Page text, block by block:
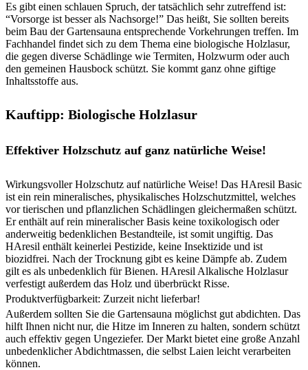
Es gibt einen schlauen Spruch, der tatsächlich sehr zutreffend ist:
“Vorsorge ist besser als Nachsorge!” Das heißt, Sie sollten bereits
beim Bau der Gartensauna entsprechende Vorkehrungen treffen. Im
Fachhandel findet sich zu dem Thema eine biologische Holzlasur,
die gegen diverse Schädlinge wie Termiten, Holzwurm oder auch
den gemeinen Hausbock schützt. Sie kommt ganz ohne giftige
Inhaltsstoffe aus.
Kauftipp: Biologische Holzlasur
Effektiver Holzschutz auf ganz natürliche Weise!
Wirkungsvoller Holzschutz auf natürliche Weise! Das HAresil Basic
ist ein rein mineralisches, physikalisches Holzschutzmittel, welches
vor tierischen und pflanzlichen Schädlingen gleichermaßen schützt.
Er enthält auf rein mineralischer Basis keine toxikologisch oder
anderweitig bedenklichen Bestandteile, ist somit ungiftig. Das
HAresil enthält keinerlei Pestizide, keine Insektizide und ist
biozidfrei. Nach der Trocknung gibt es keine Dämpfe ab. Zudem
gilt es als unbedenklich für Bienen. HAresil Alkalische Holzlasur
verfestigt außerdem das Holz und überbrückt Risse.
Produktverfügbarkeit: Zurzeit nicht lieferbar!
Außerdem sollten Sie die Gartensauna möglichst gut abdichten. Das
hilft Ihnen nicht nur, die Hitze im Inneren zu halten, sondern schützt
auch effektiv gegen Ungeziefer. Der Markt bietet eine große Anzahl
unbedenklicher Abdichtmassen, die selbst Laien leicht verarbeiten
können.